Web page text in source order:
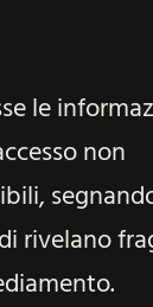
le
non
rivelano